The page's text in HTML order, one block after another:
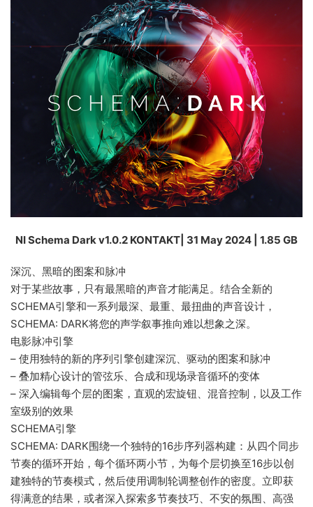
NI Schema Dark v1.0.2 KONTAKT| 31 May 2024 | 1.85 GB
深沉、黑暗的图案和脉冲
对于某些故事，只有最黑暗的声音才能满足。结合全新的
SCHEMA引擎和一系列最深、最重、最扭曲的声音设计，
SCHEMA: DARK将您的声学叙事推向难以想象之深。
电影脉冲引擎
– 使用独特的新的序列引擎创建深沉、驱动的图案和脉冲
– 叠加精心设计的管弦乐、合成和现场录音循环的变体
– 深入编辑每个层的图案，直观的宏旋钮、混音控制，以及工作
室级别的效果
SCHEMA引擎
SCHEMA: DARK围绕一个独特的16步序列器构建：从四个同步
节奏的循环开始，每个循环两小节，为每个层切换至16步以创
建独特的节奏模式，然后使用调制轮调整创作的密度。立即获
得满意的结果，或者深入探索多节奏技巧、不安的氛围、高强